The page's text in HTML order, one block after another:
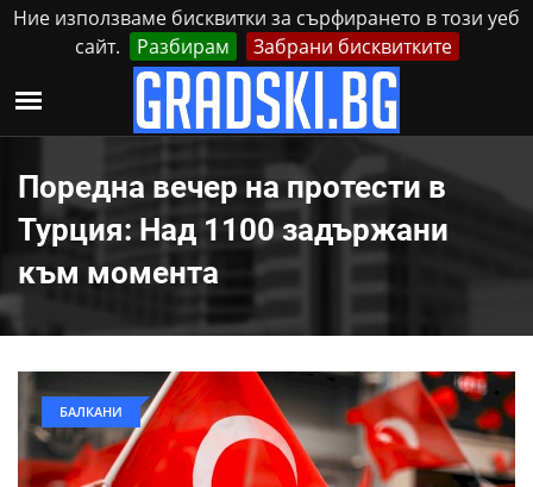
Ние използваме бисквитки за сърфирането в този уеб
сайт.
Разбирам Забрани бисквитките
Понеделник, 10 Август, 2026 Реклама
Поредна вечер на протести в
Турция: Над 1100 задържани
към момента
БАЛКАНИ